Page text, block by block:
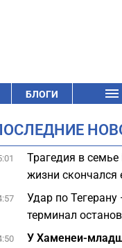
БЛОГИ
Трагедия в
жизни скончался
Удар по
терминал
У Хаменеи-